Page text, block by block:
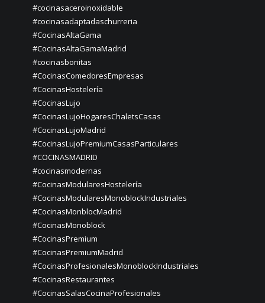
#cocinasaceroinoxidable
#cocinasadaptadaschurreria
#CocinasAltaGama
#CocinasAltaGamaMadrid
#cocinasbonitas
#CocinasComedoresEmpresas
#CocinasHostelería
#CocinasLujo
#CocinasLujoHogaresChaletsCasas
#CocinasLujoMadrid
#CocinasLujoPremiumCasasParticulares
#COCINASMADRID
#cocinasmodernas
#CocinasModularesHostelería
#CocinasModularesMonoblockIndustriales
#CocinasMonblocMadrid
#CocinasMonoblock
#CocinasPremium
#CocinasPremiumMadrid
#CocinasProfesionalesMonoblockIndustriales
#CocinasRestaurantes
#CocinasSalasCocinaProfesionales